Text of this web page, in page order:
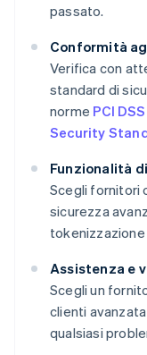
passato.
Conformità
Verifica con
standard di
norme PCI
Security
Funzionalità
Scegli fornitori
sicurezza
Assistenza e
Scegli un
clienti
qualsiasi